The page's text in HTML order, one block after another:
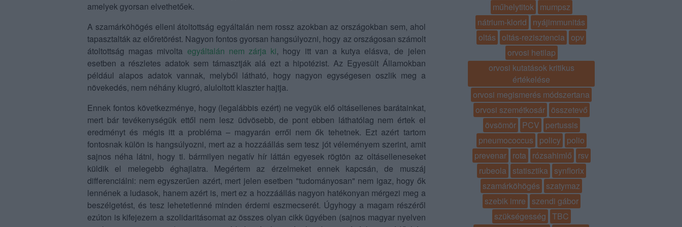
műhelytitok mumpsz
nátrium-klorid
nyájimmunitás
oltás oltás-rezisztencia opv
orvosi hetilap
orvosi kutatások kritikus
értékelése
orvosi megismerés módszertana
orvosi szemétkosár összetevő
övsömör PCV
pertussis
pneumococcus
policy polio
prevenar rota rózsahimlő
rsv
rubeola statisztika synflorix
szamárköhögés
szatymaz
szebik imre
szendi gábor
szükségesség TBC
amelyek gyorsan elvethetőek.
A szamárköhögés elleni átoltottság egyáltalán nem rossz azokban az országokban sem, ahol
tapasztalták az előretörést. Nagyon fontos gyorsan hangsúlyozni, hogy az országosan számolt
átoltottság magas mivolta egyáltalán nem zárja ki, hogy itt van a kutya elásva, de jelen
esetben a részletes adatok sem támasztják alá ezt a hipotézist. Az Egyesült Államokban
például alapos adatok vannak, melyből látható, hogy nagyon egységesen oszlik meg a
növekedés, nem néhány kiugró, aluloltott klaszter hajtja.
Ennek fontos következménye, hogy (legalábbis ezért) ne vegyük elő oltásellenes barátainkat,
mert bár tevékenységük ettől nem lesz üdvösebb, de pont ebben láthatólag nem értek el
eredményt és mégis itt a probléma – magyarán erről nem ők tehetnek. Ezt azért tartom
fontosnak külön is hangsúlyozni, mert az a hozzáállás sem tesz jót véleményem szerint, amit
sajnos néha látni, hogy ti. bármilyen negatív hír láttán egyesek rögtön az oltáselleneseket
küldik el melegebb éghajlatra. Megértem az érzelmeket ennek kapcsán, de muszáj
differenciálni: nem egyszerűen azért, mert jelen esetben "tudományosan" nem igaz, hogy ők
lennének a ludasok, hanem azért is, mert ez a hozzáállás nagyon hatékonyan mérgezi meg a
beszélgetést, és tesz lehetetlenné minden érdemi eszmecserét. Úgyhogy a magam részéről
ezúton is kifejezem a szolidaritásomat az összes olyan cikk ügyében (sajnos magyar nyelven